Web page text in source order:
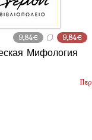
9,84€ 9,84€
Мифология